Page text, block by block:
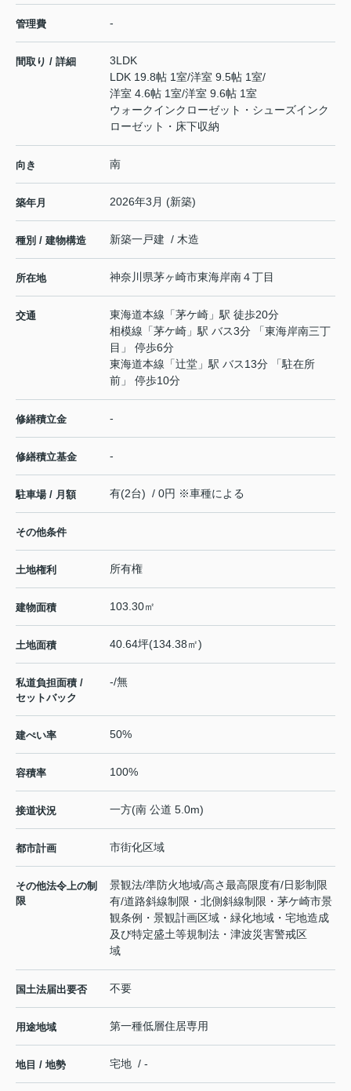
管理費 -
間取り / 詳細
3LDK
LDK 19.8帖 1室/洋室 9.5帖 1室/
洋室 4.6帖 1室/洋室 9.6帖 1室
ウォークインクローゼット・シューズインク
ローゼット・床下収納
向き 南
築年月 2026年3月 (新築)
種別 / 建物構造 新築一戸建 / 木造
所在地 神奈川県茅ヶ崎市東海岸南４丁目
交通 東海道本線 「茅ケ崎 」駅 徒歩20分
相模線 「茅ケ崎 」駅 バス3分 「東海岸南三丁
目」 停歩6分
東海道本線 「辻堂 」駅 バス13分 「駐在所
前」 停歩10分
修繕積立金 -
修繕積立基金 -
駐車場 / 月額 有(2台) / 0円 ※車種による
その他条件
土地権利 所有権
建物面積 103.30㎡
土地面積 40.64坪(134.38㎡)
私道負担面積 /
セットバック
-/無
建ぺい率 50%
容積率 100%
接道状況 一方(南 公道 5.0m)
都市計画 市街化区域
その他法令上の制
限
景観法/準防火地域/高さ最高限度有/日影制限
有/道路斜線制限・北側斜線制限・茅ケ崎市景
観条例・景観計画区域・緑化地域・宅地造成
及び特定盛土等規制法・津波災害警戒区
域
国土法届出要否 不要
用途地域 第一種低層住居専用
地目 / 地勢 宅地 / -